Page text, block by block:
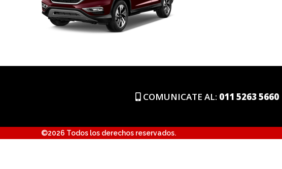
COMUNICATE AL: 011 5263 5660
©2026 Todos los derechos reservados.